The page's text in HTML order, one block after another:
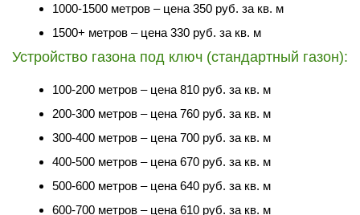
1000-1500 метров – цена 350 руб. за кв. м
1500+ метров – цена 330 руб. за кв. м
Устройство газона под ключ (стандартный газон):
100-200 метров – цена 810 руб. за кв. м
200-300 метров – цена 760 руб. за кв. м
300-400 метров – цена 700 руб. за кв. м
400-500 метров – цена 670 руб. за кв. м
500-600 метров – цена 640 руб. за кв. м
600-700 метров – цена 610 руб. за кв. м